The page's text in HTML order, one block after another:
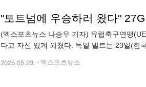
(엑스포츠뉴스 나승우 기자) 유럽축구연맹
다고 자신 있게 외쳤다. 독일 빌트는 23일(한
2025.05.23. 엑스포츠뉴스